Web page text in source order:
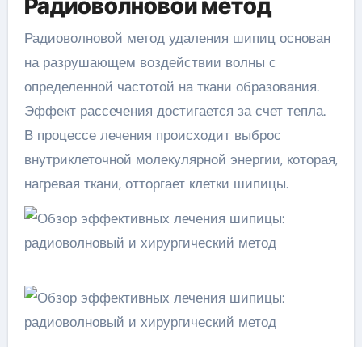
Радиоволновой метод
Радиоволновой метод удаления шипиц основан
на разрушающем воздействии волны с
определенной частотой на ткани образования.
Эффект рассечения достигается за счет тепла.
В процессе лечения происходит выброс
внутриклеточной молекулярной энергии, которая,
нагревая ткани, отторгает клетки шипицы.